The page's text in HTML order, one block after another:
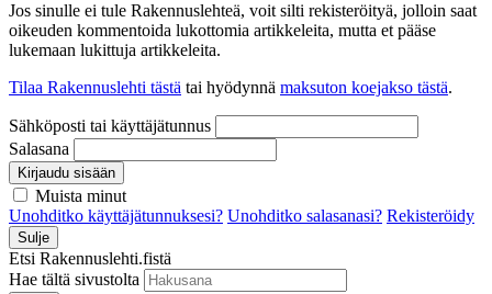
Jos sinulle ei tule Rakennuslehteä, voit silti rekisteröityä, jolloin saat
oikeuden kommentoida lukottomia artikkeleita, mutta et pääse
lukemaan lukittuja artikkeleita.
Tilaa Rakennuslehti tästä tai hyödynnä maksuton koejakso tästä.
Sähköposti tai käyttäjätunnus
Salasana
Kirjaudu sisään
Muista minut
Unohditko käyttäjätunnuksesi? Unohditko salasanasi? Rekisteröidy
Sulje
Etsi Rakennuslehti.fistä
Hae tältä sivustolta